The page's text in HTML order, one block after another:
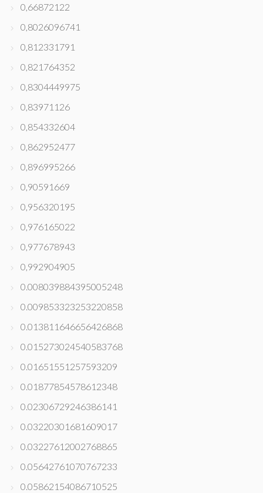
0,66872122
0,8026096741
0,812331791
0,821764352
0,8304449975
0,83971126
0,854332604
0,862952477
0,896995266
0,90591669
0,956320195
0,976165022
0,977678943
0,992904905
0.008039884395005248
0.009853323253220858
0.013811646656426868
0.015273024540583768
0.01651551257593209
0.01877854578612348
0.02306729246386141
0.03220301681609017
0.03227612002768865
0.05642761070767233
0.05862154086710525